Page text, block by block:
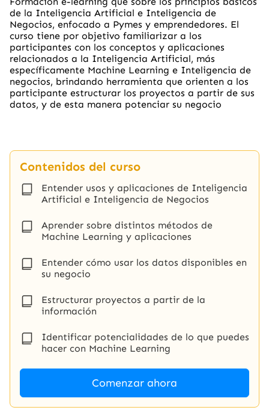
de la Inteligencia Artificial e Inteligencia de
Negocios, enfocado a Pymes y emprendedores. El
curso tiene por objetivo familiarizar a los
participantes con los conceptos y aplicaciones
relacionados a la Inteligencia Artificial, más
específicamente Machine Learning e Inteligencia de
negocios, brindando herramienta que orienten a los
participante estructurar los proyectos a partir de sus
datos, y de esta manera potenciar su negocio
Contenidos del curso
Entender usos y aplicaciones de Inteligencia
Artificial e Inteligencia de Negocios
Aprender sobre distintos métodos de
Machine Learning y aplicaciones
Entender cómo usar los datos disponibles en
su negocio
Estructurar proyectos a partir de la
información
Identificar potencialidades de lo que puedes
hacer con Machine Learning
Comenzar ahora